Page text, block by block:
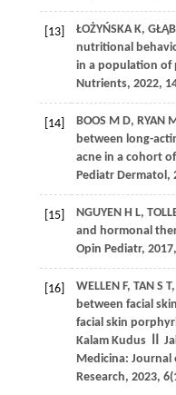
[13]
ŁOŻYŃSKA K,
nutritional
in a population of
Nutrients, 2022,
[14]
BOOS M D, RYAN
between long-
acne in a cohort
Pediatr Dermatol,
[15]
NGUYEN H L,
and hormonal
Opin Pediatr,
[16]
WELLEN F, TAN S
between facial
facial skin
Kalam Kudus Ⅱ
Medicina: Journal
Research, 2023,